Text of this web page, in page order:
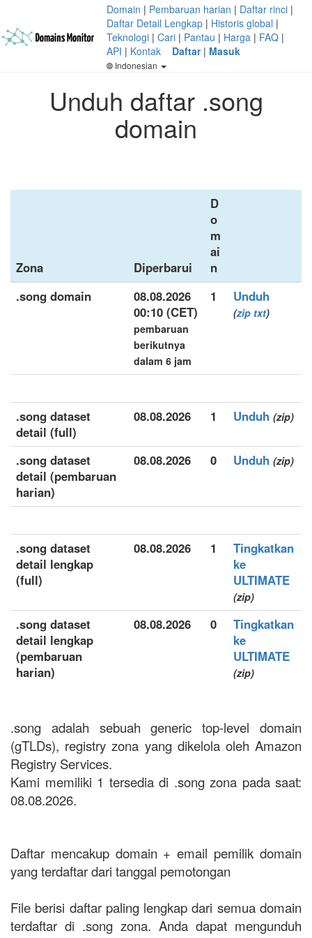
Domain | Pembaruan harian | Daftar rinci |
Daftar Detail Lengkap | Historis global |
Teknologi | Cari | Pantau | Harga | FAQ |
API | Kontak Daftar| Masuk
Indonesian
Unduh daftar .song
domain
Zona Diperbarui
D
o
m
ai
n
.song domain
08.08.2026
00:10 (CET)
pembaruan
berikutnya
dalam 6 jam
1 Unduh
(zip txt)
.song dataset
detail (full)
08.08.2026 1 Unduh (zip)
.song dataset
detail (pembaruan
harian)
08.08.2026 0 Unduh (zip)
.song dataset
detail lengkap
(full)
08.08.2026 1
Tingkatkan
ke
ULTIMATE
(zip)
.song dataset
detail lengkap
(pembaruan
harian)
08.08.2026 0
Tingkatkan
ke
ULTIMATE
(zip)
.song adalah sebuah generic top-level domain
(gTLDs), registry zona yang dikelola oleh Amazon
Registry Services.
Kami memiliki 1 tersedia di .song zona pada saat:
08.08.2026.
Daftar mencakup domain + email pemilik domain
yang terdaftar dari tanggal pemotongan
File berisi daftar paling lengkap dari semua domain
terdaftar di .song zona. Anda dapat mengunduh